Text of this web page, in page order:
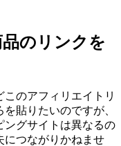
のリンクを
のアフィリエイトリ
貼りたいのですが、
ングサイトは異なるの
につながりかねませ